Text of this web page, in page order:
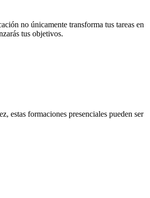
no únicamente transforma tus tareas en
tus objetivos.
estas formaciones presenciales pueden ser